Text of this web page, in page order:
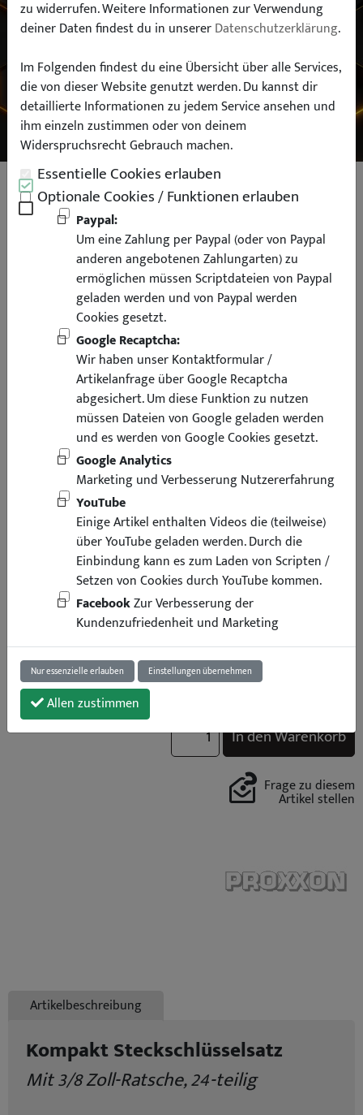
SUCHEN
PROXXON 3/8 Zoll Kompakt
Steckschlüsselsatz Nüsse HX 6 bis
24 mm mit Ratsche 24 teilig
inkl. Mwstzzgl. Versand
Lieferung binnen 4 Arbeitstagen
Universalteil
In den Warenkorb
Frage zu diesem
Artikel stellen
Artikelbeschreibung
Kompakt Steckschlüsselsatz
Mit 3/8 Zoll-Ratsche, 24-teilig
zu widerrufen. Weitere Informationen zur Verwendung
deiner Daten findest du in unsererDatenschutzerklärung.
Im Folgenden findest du eine Übersicht über alle Services,
die von dieser Website genutzt werden. Du kannst dir
detaillierte Informationen zu jedem Service ansehen und
ihm einzeln zustimmen oder von deinem
Widerspruchsrecht Gebrauch machen.
Essentielle Cookies erlauben
Optionale Cookies / Funktionen erlauben
Paypal:
Um eine Zahlung per Paypal (oder von Paypal
anderen angebotenen Zahlungarten) zu
ermöglichen müssen Scriptdateien von Paypal
geladen werden und von Paypal werden
Cookies gesetzt.
Google Recaptcha:
Wir haben unser Kontaktformular /
Artikelanfrage über Google Recaptcha
abgesichert. Um diese Funktion zu nutzen
müssen Dateien von Google geladen werden
und es werden von Google Cookies gesetzt.
Google Analytics
Marketing und Verbesserung Nutzererfahrung
YouTube
Einige Artikel enthalten Videos die (teilweise)
über YouTube geladen werden. Durch die
Einbindung kann es zum Laden von Scripten /
Setzen von Cookies durch YouTube kommen.
FacebookZur Verbesserung der
Kundenzufriedenheit und Marketing
Nur essenzielle erlauben Einstellungen übernehmen
Allen zustimmen